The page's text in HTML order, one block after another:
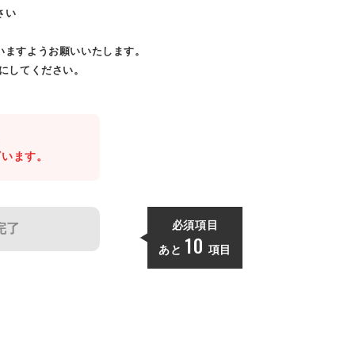
い
すようお願いいたします。
してください。
ます。
了 必須項目
あと 10 項目